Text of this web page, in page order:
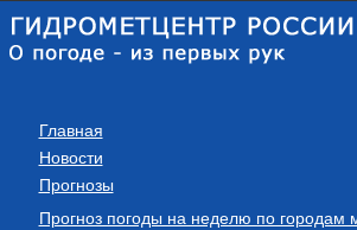
Главная
Новости
Прогнозы
Прогноз погоды на неделю по городам